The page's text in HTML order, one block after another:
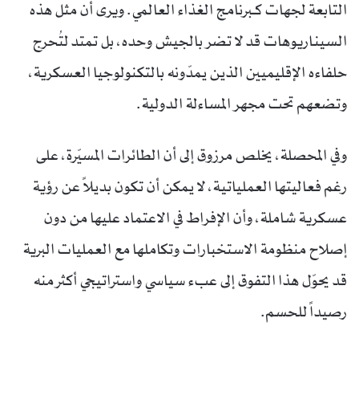
التابعة لجهات كـبرنامج الغذاء العالمي. ويرى أن مثل هذه
السيناريوهات قد لا تضر بالجيش وحده، بل تمتد لتُحرج
حلفاءه الإقليميين الذين يمدّونه بالتكنولوجيا العسكرية،
وتضعهم تحت مجهر المساءلة الدولية.
وفي المحصلة، يخلص مرزوق إلى أن الطائرات المسيّرة، على
رغم فعاليتها العملياتية، لا يمكن أن تكون بديلاً عن رؤية
عسكرية شاملة، وأن الإفراط في الاعتماد عليها من دون
إصلاح منظومة الاستخبارات وتكاملها مع العمليات البرية
قد يحوّل هذا التفوق إلى عبء سياسي واستراتيجي أكثر منه
رصيداً للحسم.